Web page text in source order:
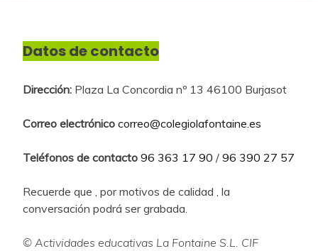
Datos de contacto
Dirección: Plaza La Concordia nº 13 46100 Burjasot
Correo electrónico correo@colegiolafontaine.es
Teléfonos de contacto 96 363 17 90 / 96 390 27 57
Recuerde que , por motivos de calidad , la
conversación podrá ser grabada.
© Actividades educativas La Fontaine S.L. CIF